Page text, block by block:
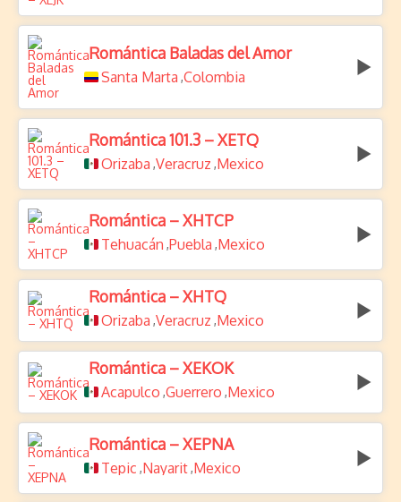
Romántica Baladas del Amor
Santa Marta ,Colombia
Romántica 101.3 – XETQ
Orizaba ,Veracruz ,Mexico
Romántica – XHTCP
Tehuacán ,Puebla ,Mexico
Romántica – XHTQ
Orizaba ,Veracruz ,Mexico
Romántica – XEKOK
Acapulco ,Guerrero ,Mexico
Romántica – XEPNA
Tepic ,Nayarit,Mexico